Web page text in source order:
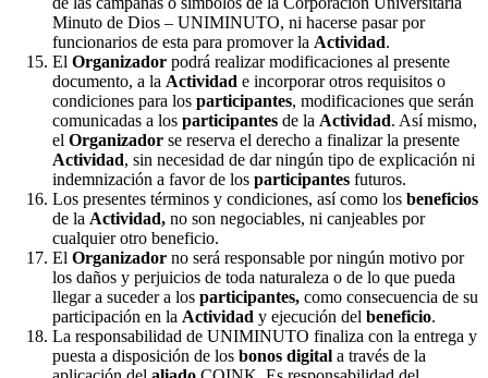
Minuto de Dios – UNIMINUTO, ni hacerse pasar por
funcionarios de esta para promover la Actividad.
El Organizador podrá realizar modificaciones al presente
documento, a la Actividad e incorporar otros requisitos o
condiciones para los participantes, modificaciones que serán
comunicadas a los participantes de la Actividad. Así mismo,
el Organizador se reserva el derecho a finalizar la presente
Actividad, sin necesidad de dar ningún tipo de explicación ni
indemnización a favor de los participantes futuros.
Los presentes términos y condiciones, así como los beneficios
de la Actividad, no son negociables, ni canjeables por
cualquier otro beneficio.
El Organizador no será responsable por ningún motivo por
los daños y perjuicios de toda naturaleza o de lo que pueda
llegar a suceder a los participantes, como consecuencia de su
participación en la Actividad y ejecución del beneficio.
La responsabilidad de UNIMINUTO finaliza con la entrega y
puesta a disposición de los bonos digital a través de la